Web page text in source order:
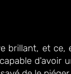
brillant, et
d'avoir